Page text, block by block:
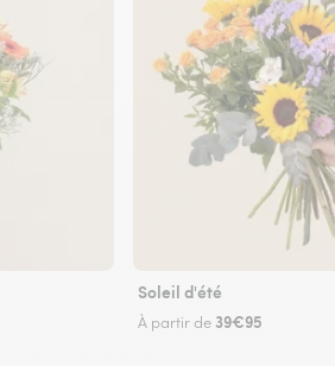
Soleil d'été
À partir de 39€95